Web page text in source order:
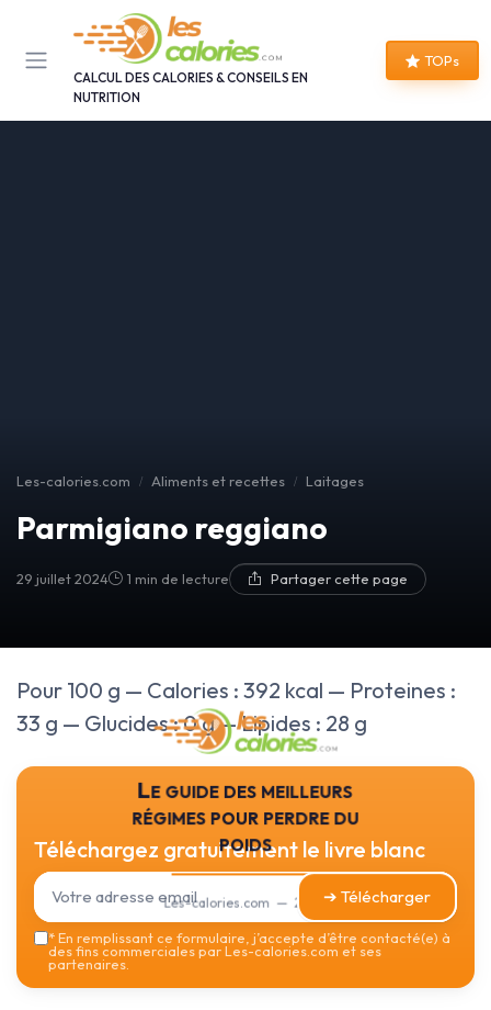
CALCUL DES CALORIES & CONSEILS EN
NUTRITION
TOPs
Les-calories.com Aliments et recettes Laitages
Parmigiano reggiano
29 juillet 2024 1 min de lecture Partager cette page
Pour 100 g — Calories : 392 kcal — Proteines :
33 g — Glucides : 0 g — Lipides : 28 g
Le guide des meilleurs
régimes pour perdre du
poids
Les-calories.com — 2026
Téléchargez gratuitement le livre blanc
➔ Télécharger
*En remplissant ce formulaire, j’accepte d’être contacté(e) à
des fins commerciales par Les-calories.com et ses
partenaires.
Panneau de gestion des cookies